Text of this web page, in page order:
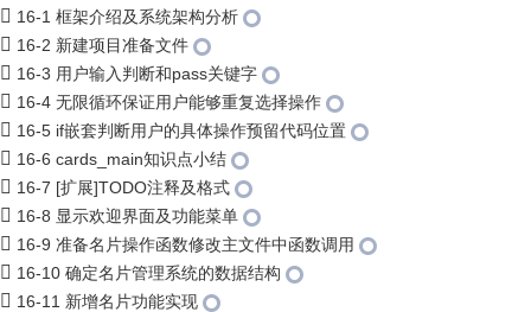
16-1 框架介绍及系统架构分析
16-2 新建项目准备文件
16-3 用户输入判断和pass关键字
16-4 无限循环保证用户能够重复选择操作
16-5 if嵌套判断用户的具体操作预留代码位置
16-6 cards_main知识点小结
16-7 [扩展]TODO注释及格式
16-8 显示欢迎界面及功能菜单
16-9 准备名片操作函数修改主文件中函数调用
16-10 确定名片管理系统的数据结构
16-11 新增名片功能实现